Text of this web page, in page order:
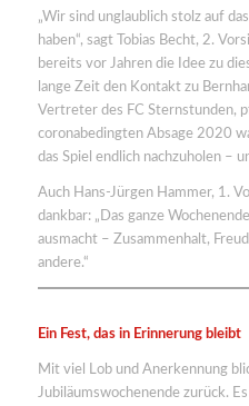
„Wir sind unglaublich stolz auf
haben“, sagt Tobias Becht, 2.
bereits vor Jahren die Idee zu
lange Zeit den Kontakt zu
Vertreter des FC Sternstunden,
coronabedingten Absage 2020
das Spiel endlich nachzuholen –
Auch Hans-Jürgen Hammer, 1.
dankbar: „Das ganze
ausmacht – Zusammenhalt,
andere.“
Ein Fest, das in Erinnerung bleibt
Mit viel Lob und Anerkennung
Jubiläumswochenende zurück.